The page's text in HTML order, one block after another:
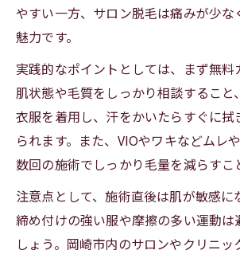
やすい一方、サロン脱毛は痛みが少な
魅力です。
実践的なポイントとしては、まず無
肌状態や毛質をしっかり相談すること
衣服を着用し、汗をかいたらすぐに
られます。また、VIOやワキなどムレ
数回の施術でしっかり毛量を減らすこ
注意点として、施術直後は肌が敏感に
締め付けの強い服や摩擦の多い運動は
しょう。岡崎市内のサロンやクリニッ